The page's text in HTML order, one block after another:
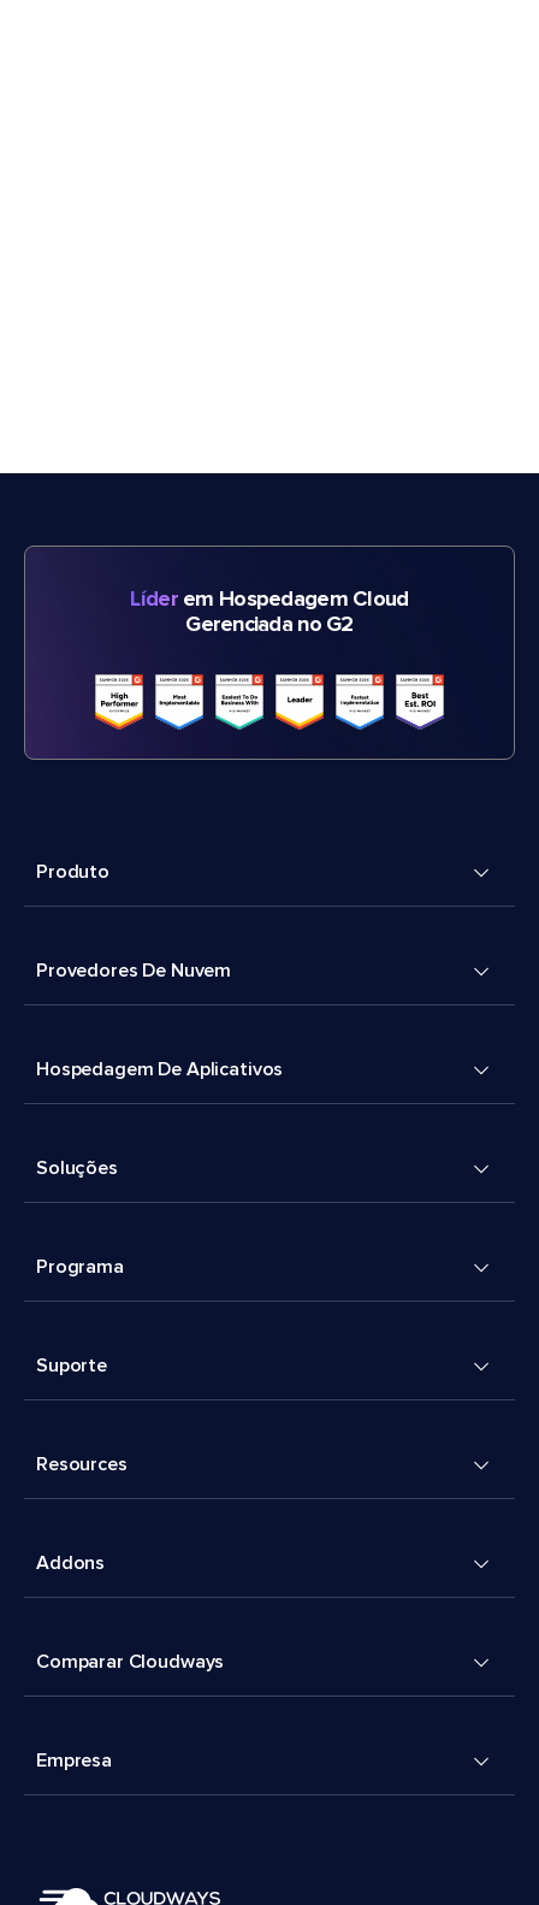
Líderem Hospedagem Cloud
Gerenciada no G2
Produto
Provedores De Nuvem
Hospedagem De Aplicativos
Soluções
Programa
Suporte
Resources
Addons
Comparar Cloudways
Empresa